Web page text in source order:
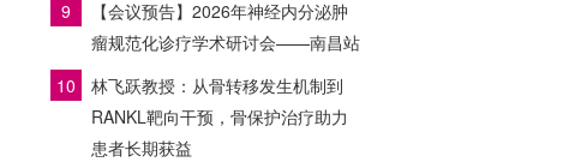
9
【会议预告】2026年神经内分泌肿
瘤规范化诊疗学术研讨会——南昌站
10
林飞跃教授：从骨转移发生机制到
RANKL靶向干预，骨保护治疗助力
患者长期获益